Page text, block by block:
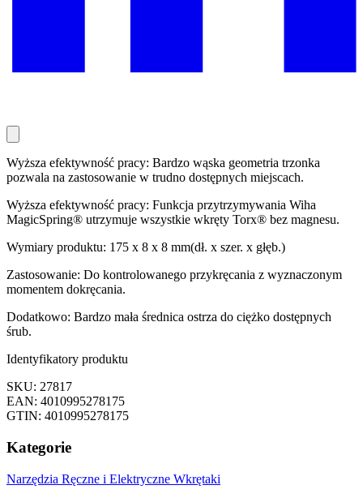
Wyższa efektywność pracy: Bardzo wąska geometria trzonka
pozwala na zastosowanie w trudno dostępnych miejscach.
Wyższa efektywność pracy: Funkcja przytrzymywania Wiha
MagicSpring® utrzymuje wszystkie wkręty Torx® bez magnesu.
Wymiary produktu: 175 x 8 x 8 mm(dł. x szer. x głęb.)
Zastosowanie: Do kontrolowanego przykręcania z wyznaczonym
momentem dokręcania.
Dodatkowo: Bardzo mała średnica ostrza do ciężko dostępnych
śrub.
Identyfikatory produktu
SKU: 27817
EAN: 4010995278175
GTIN: 4010995278175
Kategorie
Narzędzia Ręczne i Elektryczne Wkrętaki